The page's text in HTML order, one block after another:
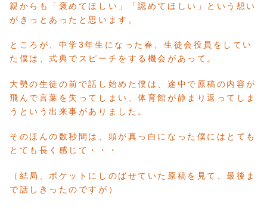
親からも「褒めてほしい」「認めてほしい」という想い
がきっとあったと思います。
ところが、中学3年生になった春、生徒会役員をしてい
た僕は、式典でスピーチをする機会があって。
大勢の生徒の前で話し始めた僕は、途中で原稿の内容が
飛んで言葉を失ってしまい、体育館が静まり返ってしま
うという出来事がありました。
そのほんの数秒間は、頭が真っ白になった僕にはとても
とても長く感じて・・・
（結局、ポケットにしのばせていた原稿を見て、最後ま
で話しきったのですが）